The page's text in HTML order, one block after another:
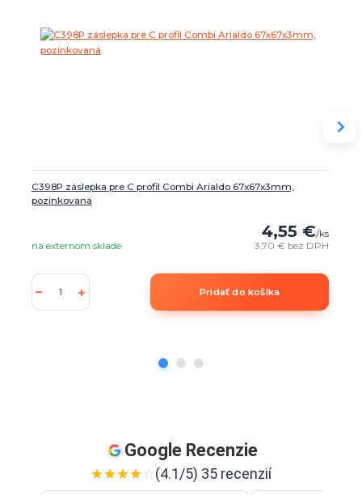
C398P záslepka pre C profil Combi Arialdo 67x67x3mm,
pozinkovaná
4,55 €/ks
3,70 € bez DPH
na externom sklade
Pridať do košíka
Google Recenzie
★★★★☆(4.1/5) 35 recenzií